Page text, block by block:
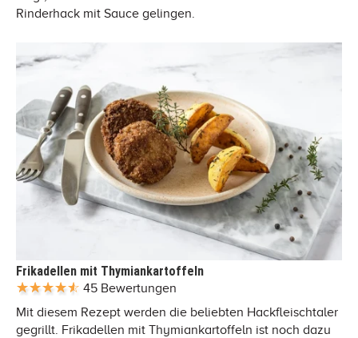
Rinderhack mit Sauce gelingen.
Frikadellen mit Thymiankartoffeln
45 Bewertungen
Mit diesem Rezept werden die beliebten Hackfleischtaler
gegrillt. Frikadellen mit Thymiankartoffeln ist noch dazu